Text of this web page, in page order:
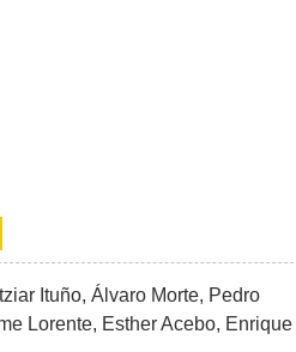
Ituño, Álvaro Morte, Pedro
Lorente, Esther Acebo, Enrique